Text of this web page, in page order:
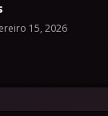
15, 2026